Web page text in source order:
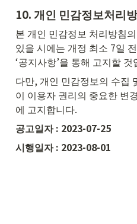
10. 개인 민감정보처리
본 개인 민감정보 처리방침
있을 시에는 개정 최소 7일
‘공지사항’을 통해 고지할 것
다만, 개인 민감정보의 수집
이 이용자 권리의 중요한 변
에 고지합니다.
공고일자 : 2023-07-25
시행일자 : 2023-08-01